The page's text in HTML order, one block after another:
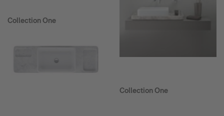
Collection One
Collection One